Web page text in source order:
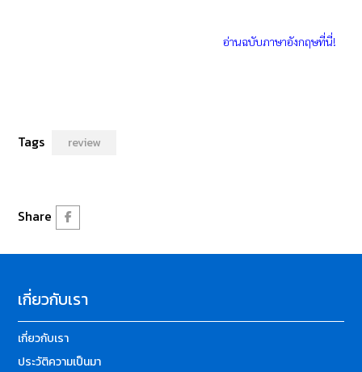
อ่านฉบับภาษาอังกฤษที่นี่!
Tags review
Share
เกี่ยวกับเรา
เกี่ยวกับเรา
ประวัติความเป็นมา